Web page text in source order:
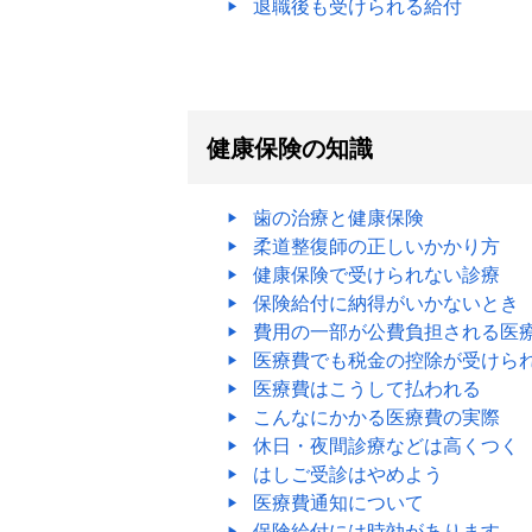
健康保険の知識
歯の治療と健康保険
柔道整復師の正しいかかり方
健康保険で受けられない診療
保険給付に納得がいかないとき
費用の一部が公費負担される医
医療費でも税金の控除が受けら
医療費はこうして払われる
こんなにかかる医療費の実際
休日・夜間診療などは高くつく
はしご受診はやめよう
医療費通知について